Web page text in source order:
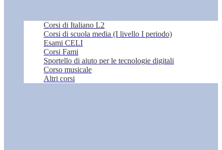
Corsi di Italiano L2
Corsi di scuola media (I livello I periodo)
Esami CELI
Corsi Fami
Sportello di aiuto per le tecnologie digitali
Corso musicale
Altri corsi